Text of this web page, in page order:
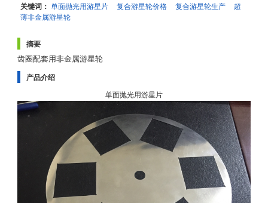
关键词：单面抛光用游星片 复合游星轮价格 复合游星轮生产
超
薄非金属游星轮
摘要
齿圈配套用非金属游星轮
产品介绍
单面抛光用游星片